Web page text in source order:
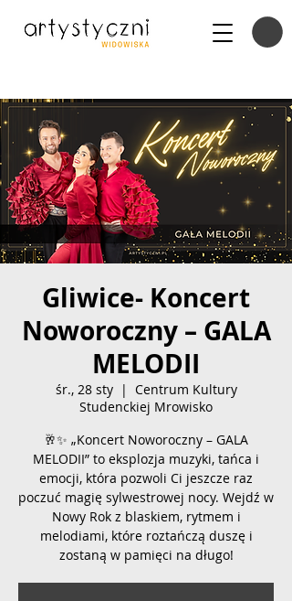
Gliwice- Koncert
Noworoczny – GALA
MELODII
śr., 28 sty
  |
Centrum Kultury
Studenckiej Mrowisko
🥂✨ „Koncert Noworoczny – GALA
MELODII” to eksplozja muzyki, tańca i
emocji, która pozwoli Ci jeszcze raz
poczuć magię sylwestrowej nocy. Wejdź w
Nowy Rok z blaskiem, rytmem i
melodiami, które roztańczą duszę i
zostaną w pamięci na długo!